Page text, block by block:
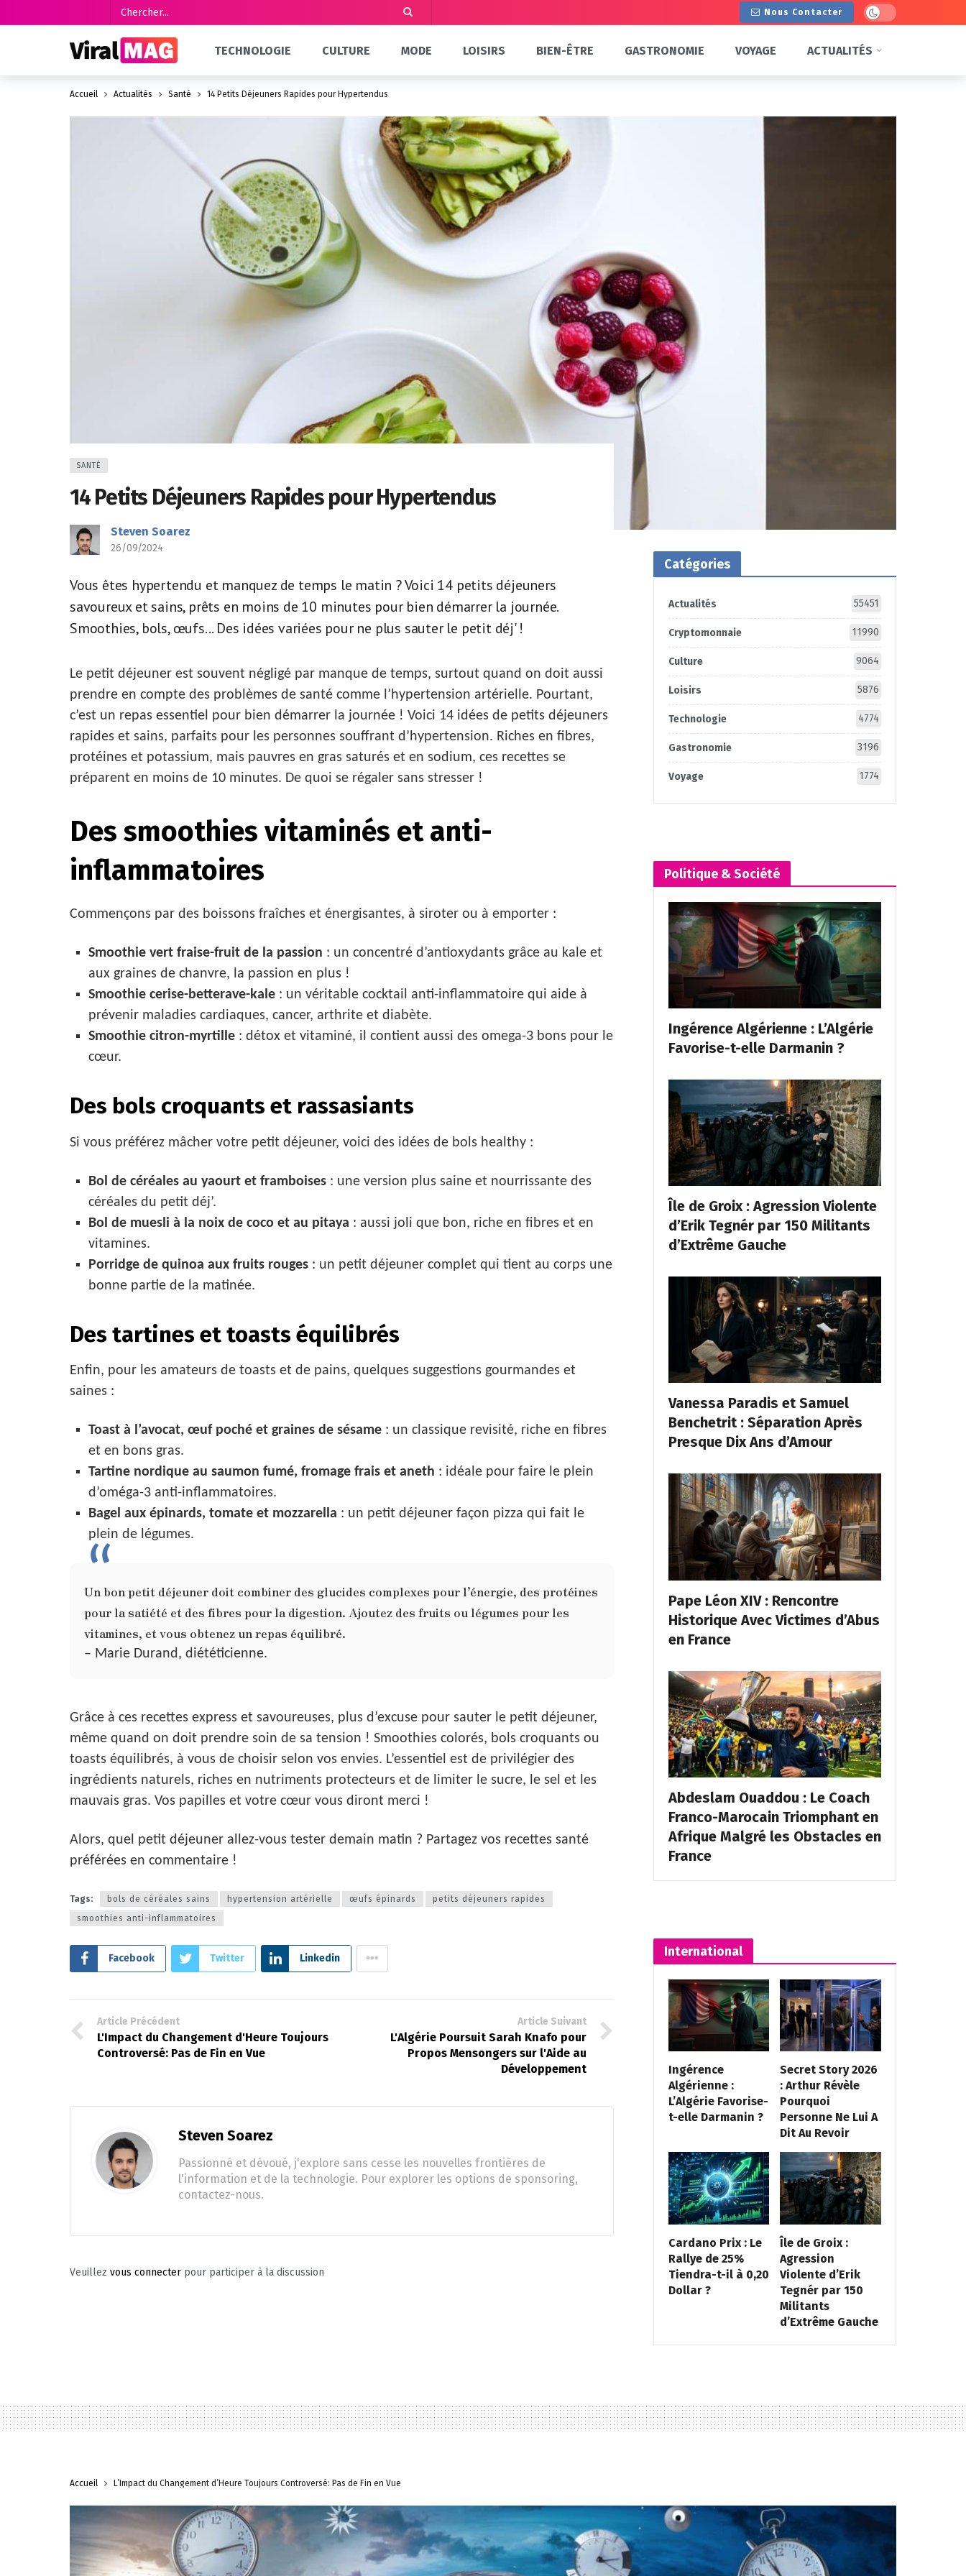
Nous Contacter Dark mode
TECHNOLOGIE CULTURE MODE LOISIRS BIEN-ÊTRE GASTRONOMIE VOYAGE ACTUALITÉS
Accueil Actualités Santé 14 Petits Déjeuners Rapides pour Hypertendus
SANTÉ
14 Petits Déjeuners Rapides pour Hypertendus
Steven Soarez
26/09/2024
Vous êtes hypertendu et manquez de temps le matin ? Voici 14 petits déjeuners
savoureux et sains, prêts en moins de 10 minutes pour bien démarrer la journée.
Smoothies, bols, œufs... Des idées variées pour ne plus sauter le petit déj' !
Le petit déjeuner est souvent négligé par manque de temps, surtout quand on doit aussi
prendre en compte des problèmes de santé comme l’hypertension artérielle. Pourtant,
c’est un repas essentiel pour bien démarrer la journée ! Voici 14 idées de petits déjeuners
rapides et sains, parfaits pour les personnes souffrant d’hypertension. Riches en fibres,
protéines et potassium, mais pauvres en gras saturés et en sodium, ces recettes se
préparent en moins de 10 minutes. De quoi se régaler sans stresser !
Des smoothies vitaminés et anti-
inflammatoires
Commençons par des boissons fraîches et énergisantes, à siroter ou à emporter :
Smoothie vert fraise-fruit de la passion : un concentré d’antioxydants grâce au kale et
aux graines de chanvre, la passion en plus !
Smoothie cerise-betterave-kale : un véritable cocktail anti-inflammatoire qui aide à
prévenir maladies cardiaques, cancer, arthrite et diabète.
Smoothie citron-myrtille : détox et vitaminé, il contient aussi des omega-3 bons pour le
cœur.
Des bols croquants et rassasiants
Si vous préférez mâcher votre petit déjeuner, voici des idées de bols healthy :
Bol de céréales au yaourt et framboises : une version plus saine et nourrissante des
céréales du petit déj’.
Bol de muesli à la noix de coco et au pitaya : aussi joli que bon, riche en fibres et en
vitamines.
Porridge de quinoa aux fruits rouges : un petit déjeuner complet qui tient au corps une
bonne partie de la matinée.
Des tartines et toasts équilibrés
Enfin, pour les amateurs de toasts et de pains, quelques suggestions gourmandes et
saines :
Toast à l’avocat, œuf poché et graines de sésame : un classique revisité, riche en fibres
et en bons gras.
Tartine nordique au saumon fumé, fromage frais et aneth : idéale pour faire le plein
d’oméga-3 anti-inflammatoires.
Bagel aux épinards, tomate et mozzarella : un petit déjeuner façon pizza qui fait le
plein de légumes.
Un bon petit déjeuner doit combiner des glucides complexes pour l’énergie, des protéines
pour la satiété et des fibres pour la digestion. Ajoutez des fruits ou légumes pour les
vitamines, et vous obtenez un repas équilibré.
– Marie Durand, diététicienne.
Grâce à ces recettes express et savoureuses, plus d’excuse pour sauter le petit déjeuner,
même quand on doit prendre soin de sa tension ! Smoothies colorés, bols croquants ou
toasts équilibrés, à vous de choisir selon vos envies. L’essentiel est de privilégier des
ingrédients naturels, riches en nutriments protecteurs et de limiter le sucre, le sel et les
mauvais gras. Vos papilles et votre cœur vous diront merci !
Alors, quel petit déjeuner allez-vous tester demain matin ? Partagez vos recettes santé
préférées en commentaire !
Tags: bols de céréales sains hypertension artérielle œufs épinards
petits déjeuners rapides
smoothies anti-inflammatoires
Facebook Twitter Linkedin
Article Précédent
L'Impact du Changement d'Heure Toujours
Controversé: Pas de Fin en Vue
Article Suivant
L'Algérie Poursuit Sarah Knafo pour
Propos Mensongers sur l'Aide au
Développement
Steven Soarez
Passionné et dévoué, j'explore sans cesse les nouvelles frontières de
l'information et de la technologie. Pour explorer les options de sponsoring,
contactez-nous.
Veuillez vous connecter pour participer à la discussion
Catégories
Actualités 55451
Cryptomonnaie 11990
Culture 9064
Loisirs 5876
Technologie 4774
Gastronomie 3196
Voyage 1774
Politique & Société
Ingérence Algérienne : L’Algérie
Favorise-t-elle Darmanin ?
Île de Groix : Agression Violente
d’Erik Tegnér par 150 Militants
d’Extrême Gauche
Vanessa Paradis et Samuel
Benchetrit : Séparation Après
Presque Dix Ans d’Amour
Pape Léon XIV : Rencontre
Historique Avec Victimes d’Abus
en France
Abdeslam Ouaddou : Le Coach
Franco-Marocain Triomphant en
Afrique Malgré les Obstacles en
France
International
Ingérence
Algérienne :
L’Algérie Favorise-
t-elle Darmanin ?
Secret Story 2026
: Arthur Révèle
Pourquoi
Personne Ne Lui A
Dit Au Revoir
Cardano Prix : Le
Rallye de 25%
Tiendra-t-il à 0,20
Dollar ?
Île de Groix :
Agression
Violente d’Erik
Tegnér par 150
Militants
d’Extrême Gauche
Accueil L’Impact du Changement d’Heure Toujours Controversé: Pas de Fin en Vue